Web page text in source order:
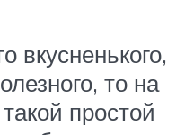
вкусненького,
то на
простой